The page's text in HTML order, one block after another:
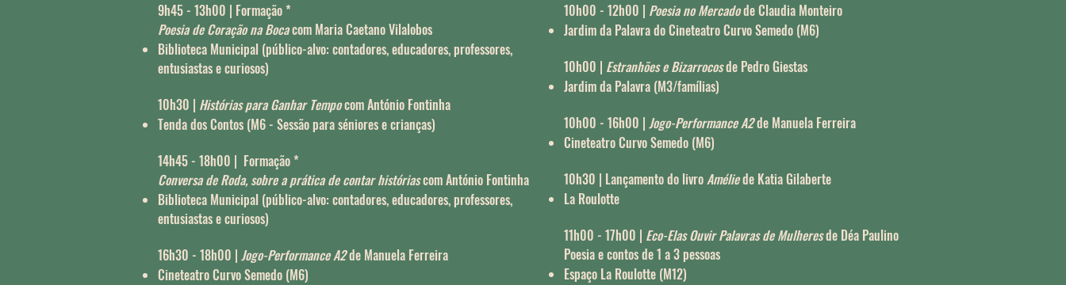
9h45 - 13h00 | Formação *
Poesia de Coração na Bocacom Maria Caetano Vilalobos
Biblioteca Municipal (público-alvo: contadores, educadores, professores,
entusiastas e curiosos)
10h30 | Histórias para Ganhar Tempocom António Fontinha
Tenda dos Contos (M6 - Sessão para séniores e crianças)
14h45 - 18h00 | Formação *
Conversa de Roda, sobre a prática de contar históriascom António Fontinha
Biblioteca Municipal (público-alvo: contadores, educadores, professores,
entusiastas e curiosos)
16h30 - 18h00 | Jogo-Performance A2de Manuela Ferreira
Cineteatro Curvo Semedo (M6)
10h00 - 12h00 | Poesia no Mercadode Claudia Monteiro
Jardim da Palavra do Cineteatro Curvo Semedo (M6)
10h00 | Estranhões e Bizarrocosde Pedro Giestas
Jardim da Palavra (M3/famílias)
10h00 - 16h00 | Jogo-PerformanceA2de Manuela Ferreira
Cineteatro Curvo Semedo (M6)
10h30 | Lançamento do livroAméliede Katia Gilaberte
La Roulotte
11h00 - 17h00 | Eco-Elas Ouvir Palavras de Mulheresde Déa Paulino
Poesia e contos de 1 a 3 pessoas
Espaço La Roulotte (M12)